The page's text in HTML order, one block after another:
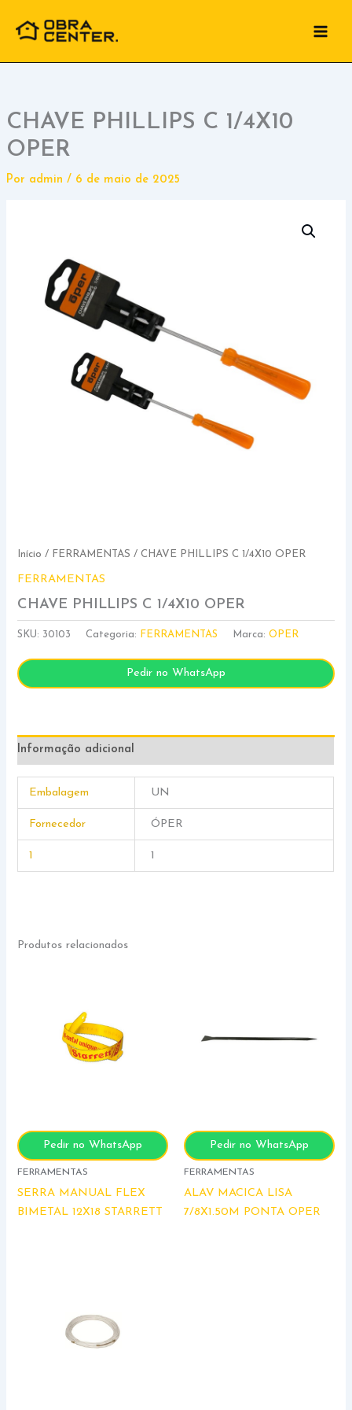
para
conteúdo
CHAVE PHILLIPS C 1/4X10
OPER
Por admin / 6 de maio de 2025
Início / FERRAMENTAS / CHAVE PHILLIPS C 1/4X10 OPER
FERRAMENTAS
CHAVE PHILLIPS C 1/4X10 OPER
SKU: 30103 Categoria: FERRAMENTAS Marca:OPER
Pedir no WhatsApp
Informação adicional
Embalagem UN
Fornecedor ÓPER
1 1
Produtos relacionados
Pedir no WhatsApp
FERRAMENTAS
SERRA MANUAL FLEX
BIMETAL 12X18 STARRETT
Pedir no WhatsApp
FERRAMENTAS
ALAV MACICA LISA
7/8X1.50M PONTA OPER